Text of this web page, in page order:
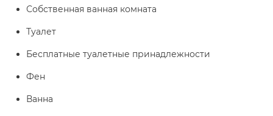
Собственная ванная комната
Туалет
Бесплатные туалетные принадлежности
Фен
Ванна